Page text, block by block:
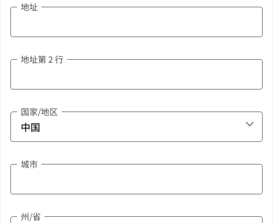
地址
地址第 2 行
国家/地区
城市
州/省